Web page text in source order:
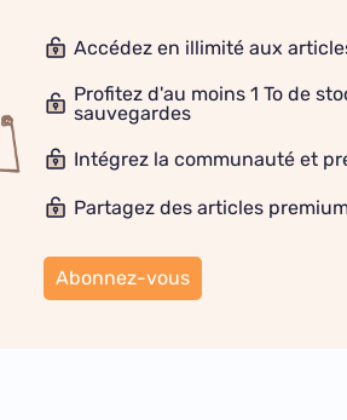
Accédez en illimité aux
Profitez d'au moins 1 To de
sauvegardes
Intégrez la communauté et
Partagez des articles
Abonnez-vous